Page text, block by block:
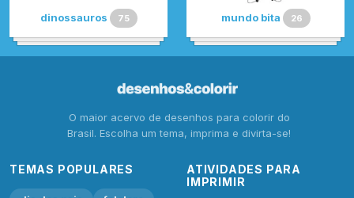
dinossauros 75 mundo bita 26
O maior acervo de desenhos para colorir do
Brasil. Escolha um tema, imprima e divirta-se!
TEMAS POPULARES
ATIVIDADES PARA
IMPRIMIR